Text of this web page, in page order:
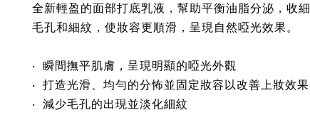
全新輕盈的面部打底乳液，幫助平衡油脂分泌，收細
毛孔和細紋，使妝容更順滑，呈現自然啞光效果。
‧ 瞬間撫平肌膚，呈現明顯的啞光外觀
‧ 打造光滑、均勻的分怖並固定妝容以改善上妝效果
‧ 減少毛孔的出現並淡化細紋